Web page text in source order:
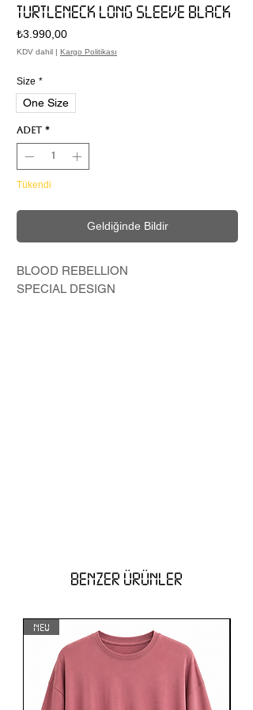
TURTLENECK LONG SLEEVE BLACK
₺3.990,00Fiyat
KDV dahil | Kargo Politikası
Size *
One Size
Adet *
Tükendi
Geldiğinde Bildir
BLOOD REBELLION
SPECIAL DESIGN
BENZER ÜRÜNLER
NEW